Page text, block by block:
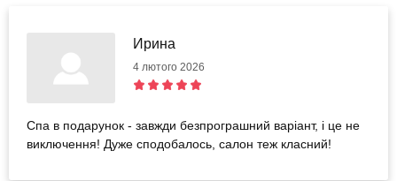
Ирина
4 лютого 2026
Спа в подарунок - завжди безпрограшний варіант, і це не
виключення! Дуже сподобалось, салон теж класний!